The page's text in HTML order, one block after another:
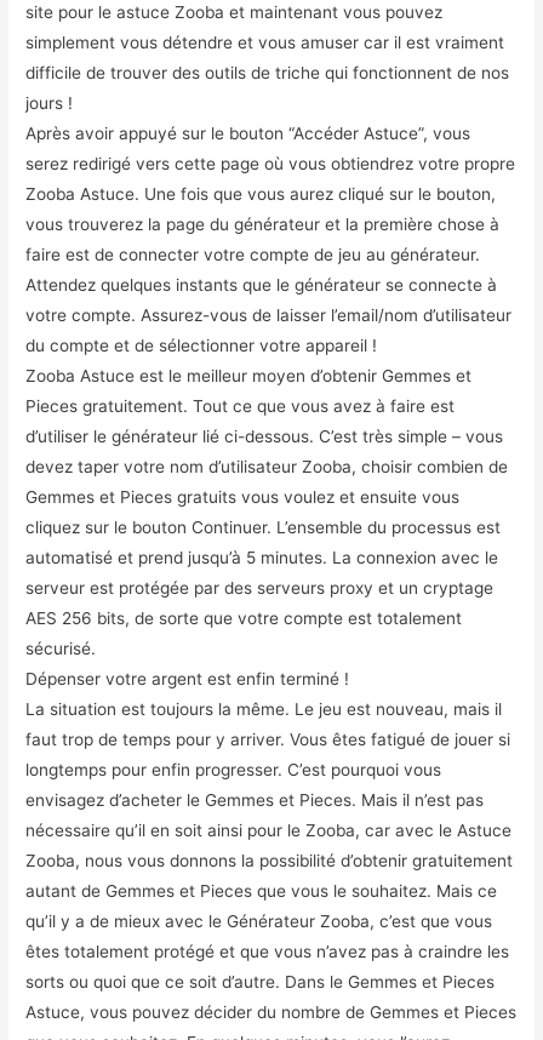
site pour le astuce Zooba et maintenant vous pouvez
simplement vous détendre et vous amuser car il est vraiment
difficile de trouver des outils de triche qui fonctionnent de nos
jours !
Après avoir appuyé sur le bouton “Accéder Astuce”, vous
serez redirigé vers cette page où vous obtiendrez votre propre
Zooba Astuce. Une fois que vous aurez cliqué sur le bouton,
vous trouverez la page du générateur et la première chose à
faire est de connecter votre compte de jeu au générateur.
Attendez quelques instants que le générateur se connecte à
votre compte. Assurez-vous de laisser l’email/nom d’utilisateur
du compte et de sélectionner votre appareil !
Zooba Astuce est le meilleur moyen d’obtenir Gemmes et
Pieces gratuitement. Tout ce que vous avez à faire est
d’utiliser le générateur lié ci-dessous. C’est très simple – vous
devez taper votre nom d’utilisateur Zooba, choisir combien de
Gemmes et Pieces gratuits vous voulez et ensuite vous
cliquez sur le bouton Continuer. L’ensemble du processus est
automatisé et prend jusqu’à 5 minutes. La connexion avec le
serveur est protégée par des serveurs proxy et un cryptage
AES 256 bits, de sorte que votre compte est totalement
sécurisé.
Dépenser votre argent est enfin terminé !
La situation est toujours la même. Le jeu est nouveau, mais il
faut trop de temps pour y arriver. Vous êtes fatigué de jouer si
longtemps pour enfin progresser. C’est pourquoi vous
envisagez d’acheter le Gemmes et Pieces. Mais il n’est pas
nécessaire qu’il en soit ainsi pour le Zooba, car avec le Astuce
Zooba, nous vous donnons la possibilité d’obtenir gratuitement
autant de Gemmes et Pieces que vous le souhaitez. Mais ce
qu’il y a de mieux avec le Générateur Zooba, c’est que vous
êtes totalement protégé et que vous n’avez pas à craindre les
sorts ou quoi que ce soit d’autre. Dans le Gemmes et Pieces
Astuce, vous pouvez décider du nombre de Gemmes et Pieces